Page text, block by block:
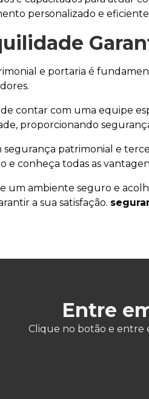
personalizado e eficiente
e portaria é
contar com uma equipe
proporcionando
patrimonial e
e conheça todas as
ambiente seguro e
a sua satisfação.
Entre
Clique no botão e entre